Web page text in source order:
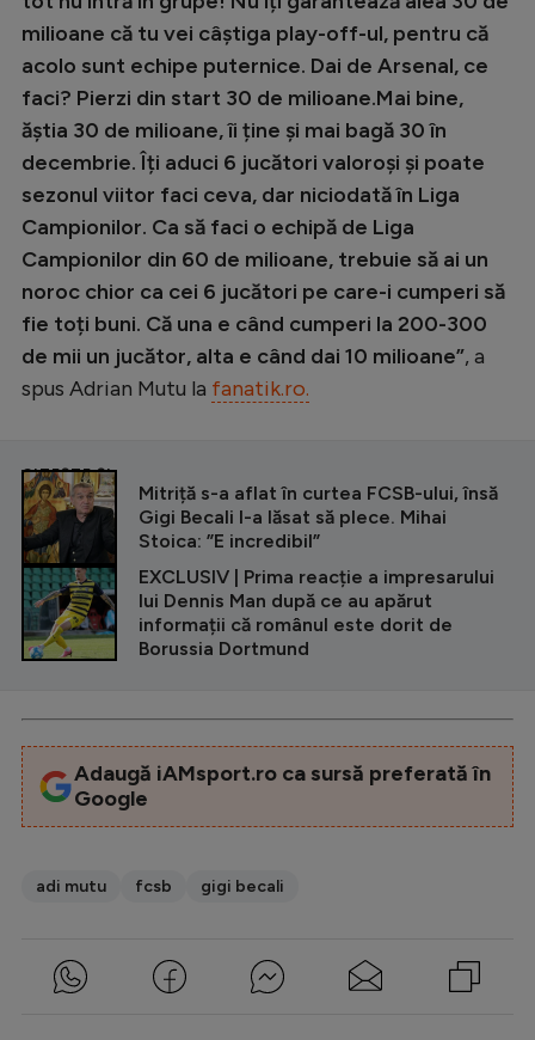
milioane că tu vei câștiga play-off-ul, pentru că
acolo sunt echipe puternice. Dai de Arsenal, ce
faci? Pierzi din start 30 de milioane.Mai bine,
ăștia 30 de milioane, îi ține și mai bagă 30 în
decembrie. Îți aduci 6 jucători valoroși și poate
sezonul viitor faci ceva, dar niciodată în Liga
Campionilor. Ca să faci o echipă de Liga
Campionilor din 60 de milioane, trebuie să ai un
noroc chior ca cei 6 jucători pe care-i cumperi să
fie toți buni. Că una e când cumperi la 200-300
de mii un jucător, alta e când dai 10 milioane”, a
spus Adrian Mutu la fanatik.ro.
CITEȘTE ȘI
Mitriță s-a aflat în curtea FCSB-ului, însă
Gigi Becali l-a lăsat să plece. Mihai
Stoica: ”E incredibil”
EXCLUSIV | Prima reacție a impresarului
lui Dennis Man după ce au apărut
informații că românul este dorit de
Borussia Dortmund
Adaugă iAMsport.ro ca sursă preferată în
Google
adi mutu fcsb gigi becali